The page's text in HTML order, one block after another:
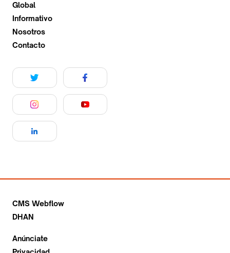
Global
Informativo
Nosotros
Contacto
CMS Webflow
DHAN
Anúnciate